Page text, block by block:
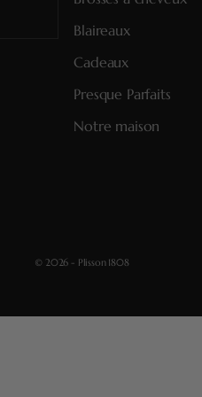
Blaireaux
Cadeaux
Presque Parfaits
Notre maison
© 2026 - Plisson 1808